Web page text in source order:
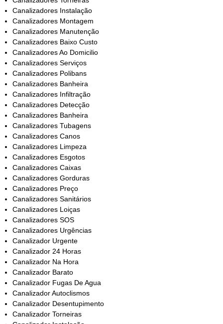
Canalizadores Instalação
Canalizadores Montagem
Canalizadores Manutenção
Canalizadores Baixo Custo
Canalizadores Ao Domicilio
Canalizadores Serviços
Canalizadores Polibans
Canalizadores Banheira
Canalizadores Infiltração
Canalizadores Detecção
Canalizadores Banheira
Canalizadores Tubagens
Canalizadores Canos
Canalizadores Limpeza
Canalizadores Esgotos
Canalizadores Caixas
Canalizadores Gorduras
Canalizadores Preço
Canalizadores Sanitários
Canalizadores Loiças
Canalizadores SOS
Canalizadores Urgências
Canalizador Urgente
Canalizador 24 Horas
Canalizador Na Hora
Canalizador Barato
Canalizador Fugas De Agua
Canalizador Autoclismos
Canalizador Desentupimento
Canalizador Torneiras